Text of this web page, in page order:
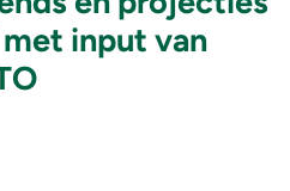
met input van